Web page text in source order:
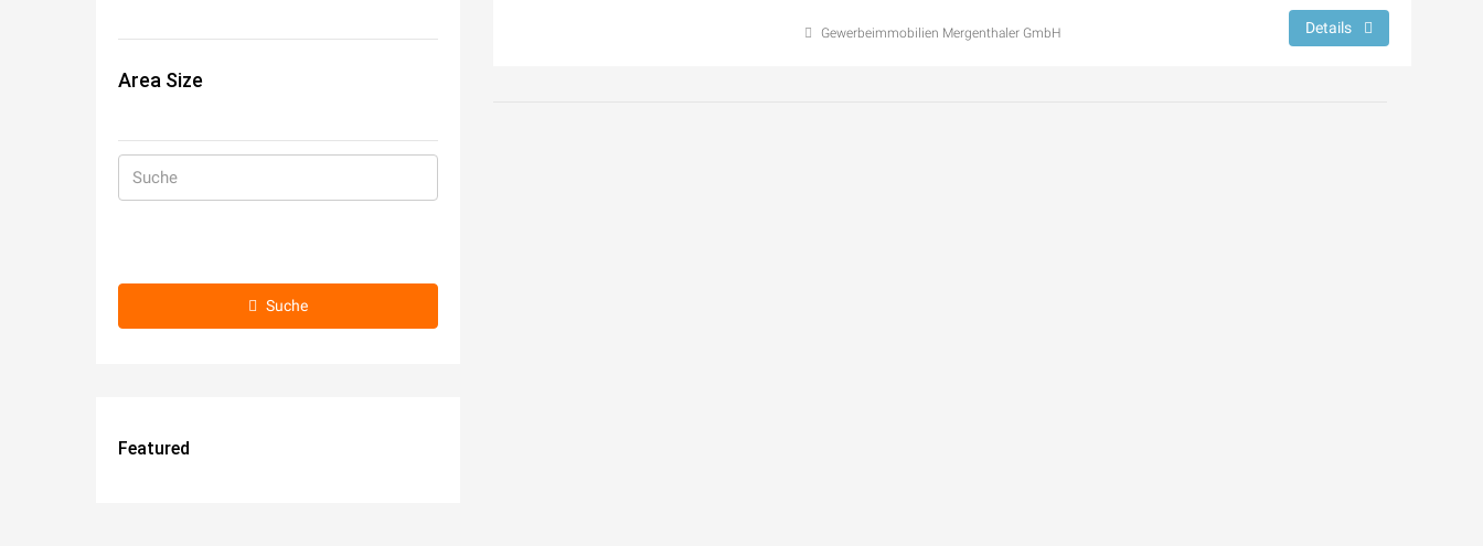
Gewerbeimmobilien Mergenthaler GmbH Details
Area Size
Suche
Featured